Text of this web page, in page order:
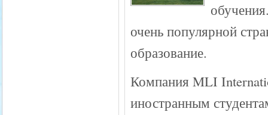
очень популярной
образование.
Компания MLI
иностранным